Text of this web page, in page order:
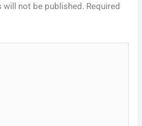
will not be published. Required